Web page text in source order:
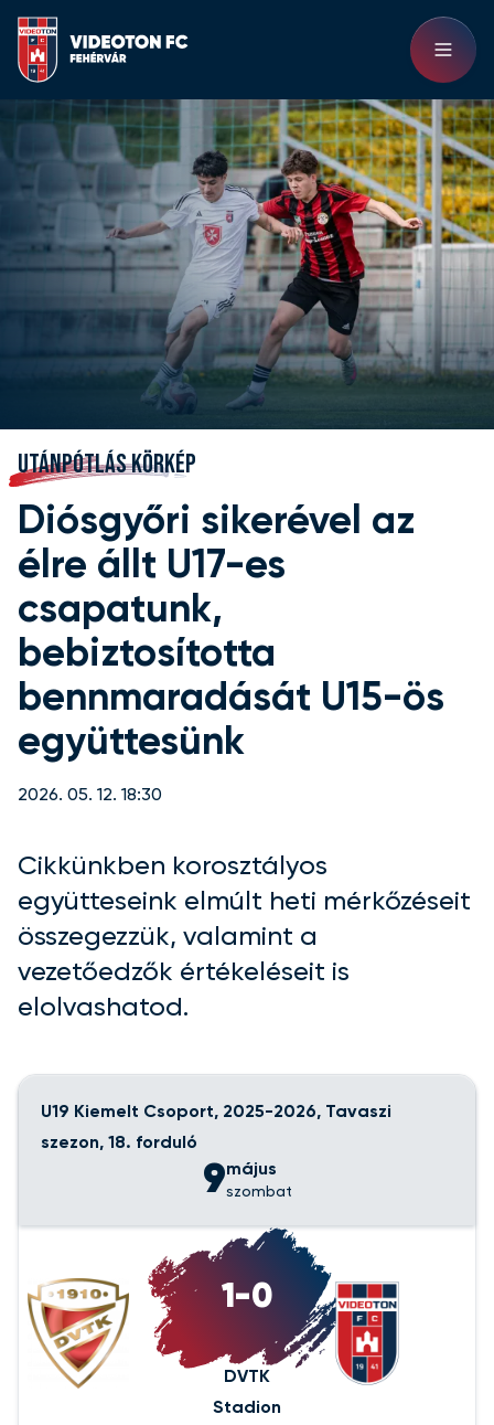
UTÁNPÓTLÁS KÖRKÉP
Diósgyőri sikerével az
élre állt U17-es
csapatunk,
bebiztosította
bennmaradását U15-ös
együttesünk
2026. 05. 12. 18:30
Cikkünkben korosztályos
együtteseink elmúlt heti mérkőzéseit
összegezzük, valamint a
vezetőedzők értékeléseit is
elolvashatod.
U19 Kiemelt Csoport, 2025-2026, Tavaszi
szezon, 18. forduló
9május
szombat
1-0
DVTK
Stadion